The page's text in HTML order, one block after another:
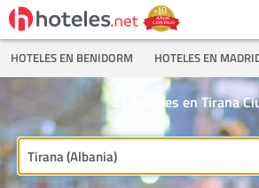
HOTELES EN BENIDORM HOTELES EN
Hoteles en Tirana
23